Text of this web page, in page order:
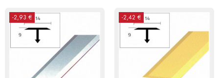
-2,93 € -2,42 €